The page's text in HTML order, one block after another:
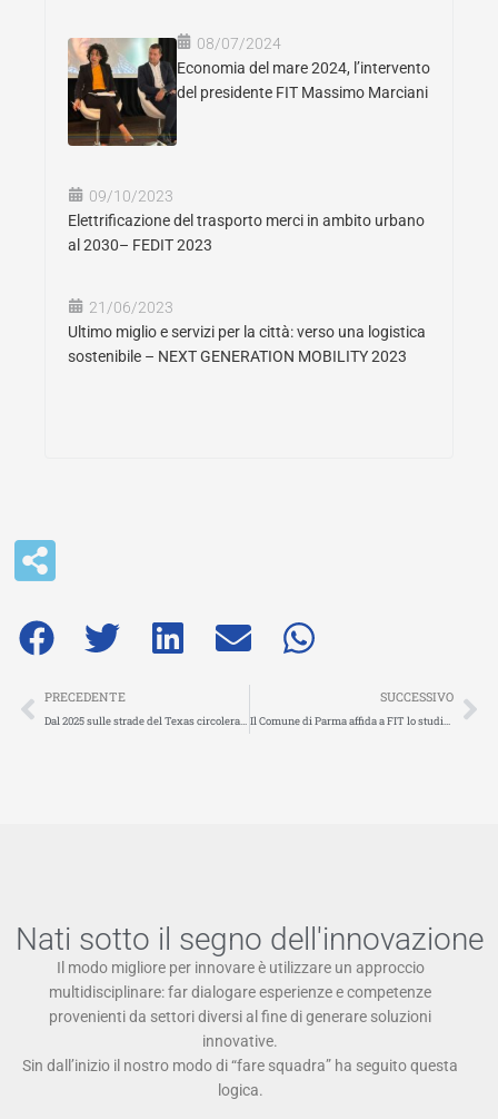
08/07/2024
Economia del mare 2024, l’intervento
del presidente FIT Massimo Marciani
09/10/2023
Elettrificazione del trasporto merci in ambito urbano
al 2030– FEDIT 2023
21/06/2023
Ultimo miglio e servizi per la città: verso una logistica
sostenibile – NEXT GENERATION MOBILITY 2023
Precedente
PRECEDENTE
Dal 2025 sulle strade del Texas circoleranno camion a guida autonoma
SUCCESSIVO
Il Comune di Parma affida a FIT lo studio per la predisposizione del bando per il rilascio di nuove licenze Taxi
Nati sotto il segno dell'innovazione
Il modo migliore per innovare è utilizzare un approccio
multidisciplinare: far dialogare esperienze e competenze
provenienti da settori diversi al fine di generare soluzioni
innovative.
Sin dall’inizio il nostro modo di “fare squadra” ha seguito questa
logica.